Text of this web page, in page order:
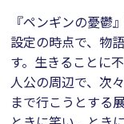
『ペンギンの憂鬱
設定の時点で、物
す。生きることに
人公の周辺で、次
まで行こうとする